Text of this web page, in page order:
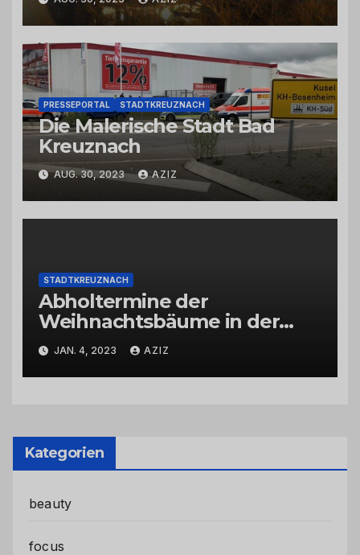
PRESSEPORTAL STADTKREUZNACH
Die Malerische Stadt Bad
Kreuznach
AUG. 30, 2023 AZIZ
STADTKREUZNACH
Abholtermine der
Weihnachtsbäume in der
Kernstadt und in den
Stadtteilen
JAN. 4, 2023 AZIZ
Kategorien
beauty
focus